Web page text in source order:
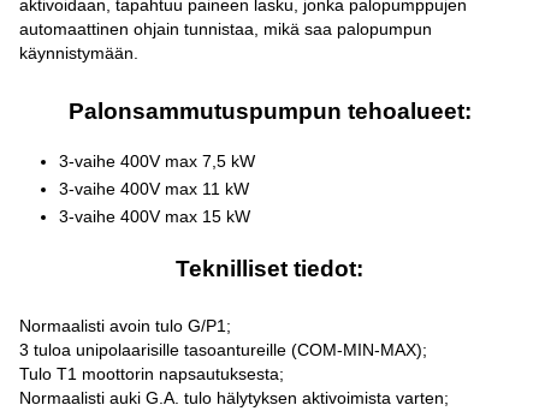
aktivoidaan, tapahtuu paineen lasku, jonka palopumppujen
automaattinen ohjain tunnistaa, mikä saa palopumpun
käynnistymään.
Palonsammutuspumpun tehoalueet:
3-vaihe 400V max 7,5 kW
3-vaihe 400V max 11 kW
3-vaihe 400V max 15 kW
Teknilliset tiedot:
Normaalisti avoin tulo G/P1;
3 tuloa unipolaarisille tasoantureille (COM-MIN-MAX);
Tulo T1 moottorin napsautuksesta;
Normaalisti auki G.A. tulo hälytyksen aktivoimista varten;